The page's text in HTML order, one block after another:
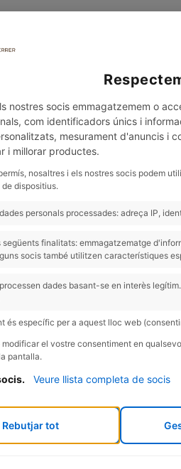
nostres socis emmagatzemem o
com identificadors únics i
mesurament d'anuncis i
i millorar productes.
nosaltres i els nostres socis podem
dispositius.
personals processades: adreça IP,
finalitats: emmagatzematge
socis també utilitzen característiques
dades basant-se en interès
és específic per a aquest lloc web
modificar el vostre consentiment en
pantalla.
Veure llista completa de socis
Rebutjar tot